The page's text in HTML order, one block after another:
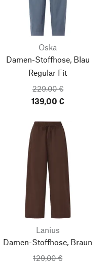
Oska
Damen-Stoffhose, Blau
Regular Fit
229,00 €
139,00 €
Lanius
Damen-Stoffhose, Braun
129,00 €